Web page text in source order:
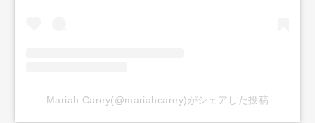
Mariah Carey(@mariahcarey)がシェアした投稿